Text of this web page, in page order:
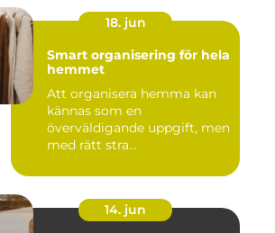
18. jun
Smart organisering för hela
hemmet
Att organisera hemma kan
kännas som en
överväldigande uppgift, men
med rätt stra...
14. jun